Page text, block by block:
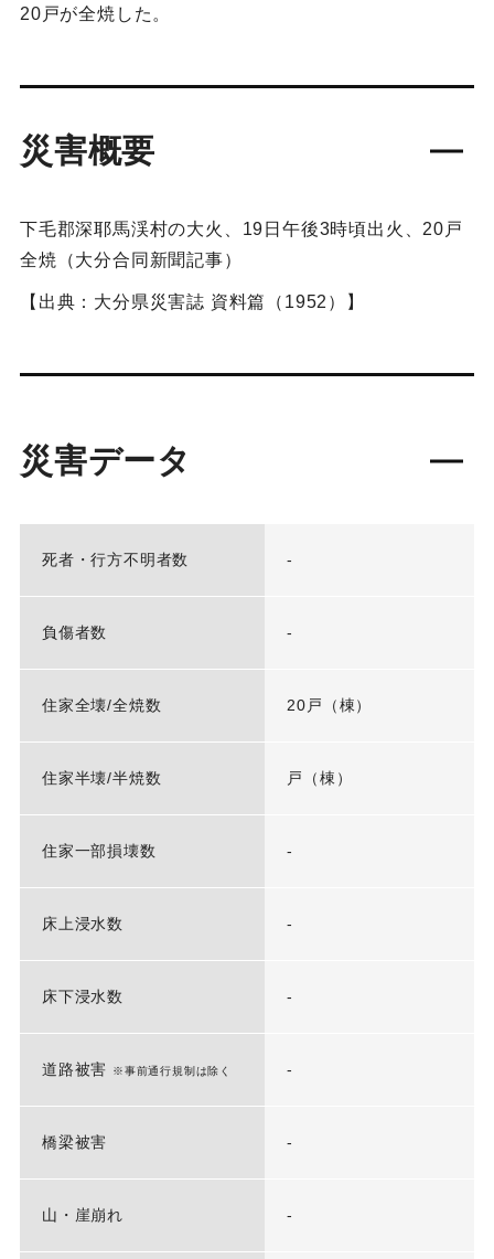
20戸が全焼した。
災害概要
下毛郡深耶馬渓村の大火、19日午後3時頃出火、20戸
全焼（大分合同新聞記事）
【出典：大分県災害誌 資料篇（1952）】
災害データ
死者・行方不明者数 -
負傷者数 -
住家全壊/全焼数 20戸（棟）
住家半壊/半焼数 戸（棟）
住家一部損壊数 -
床上浸水数 -
床下浸水数 -
道路被害 ※事前通行規制は除く -
橋梁被害 -
山・崖崩れ -